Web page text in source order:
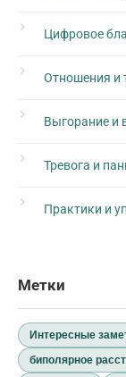
Цифровое
Отношения и
Выгорание и
Тревога и
Практики и
Метки
Интересные
биполярное